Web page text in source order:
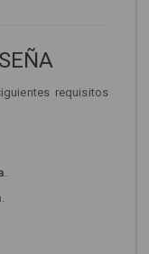
requisitos
.
.